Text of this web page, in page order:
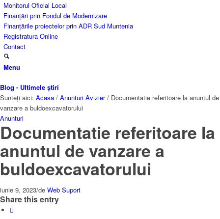
Monitorul Oficial Local
Finanțări prin Fondul de Modernizare
Finanțările proiectelor prin ADR Sud Muntenia
Registratura Online
Contact
Menu
Blog - Ultimele știri
Sunteți aici: Acasa / Anunturi Avizier / Documentatie referitoare la anuntul de
vanzare a buldoexcavatorului
Anunturi
Documentatie referitoare la
anuntul de vanzare a
buldoexcavatorului
iunie 9, 2023/de Web Suport
Share this entry